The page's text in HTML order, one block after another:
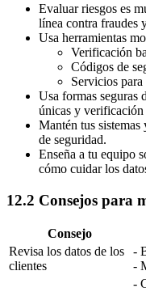
Evaluar riesgos es
línea contra fraudes
Usa herramientas
Verificación
Códigos de
Servicios
Usa formas seguras
únicas y verificación
Mantén tus
de seguridad.
Enseña a tu equipo
cómo cuidar los
12.2 Consejos para
Consejo
Revisa los datos de los
clientes
-
-
-